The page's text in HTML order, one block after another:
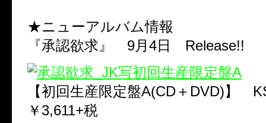
★ニューアルバム情報
『承認欲求』 9月4日 Release!!
【初回生産限定盤A(CD＋DVD)】
￥3,611+税